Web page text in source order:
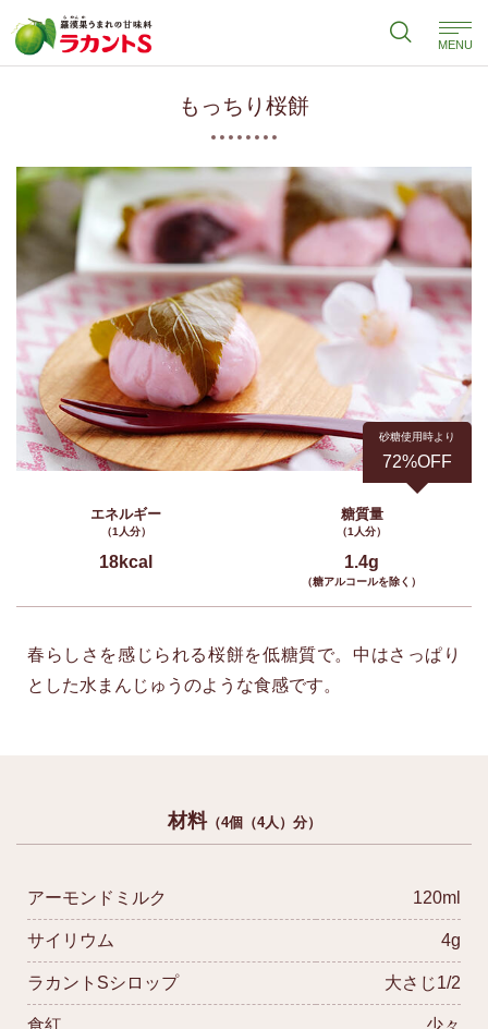
MENU
もっちり桜餅
砂糖使用時より
72%OFF
エネルギー
（1人分）
18kcal
糖質量
（1人分）
1.4g
（糖アルコールを除く）
春らしさを感じられる桜餅を低糖質で。中はさっぱり
とした水まんじゅうのような食感です。
材料（4個（4人）分）
アーモンドミルク 120ml
サイリウム 4g
ラカントSシロップ 大さじ1/2
食紅 少々